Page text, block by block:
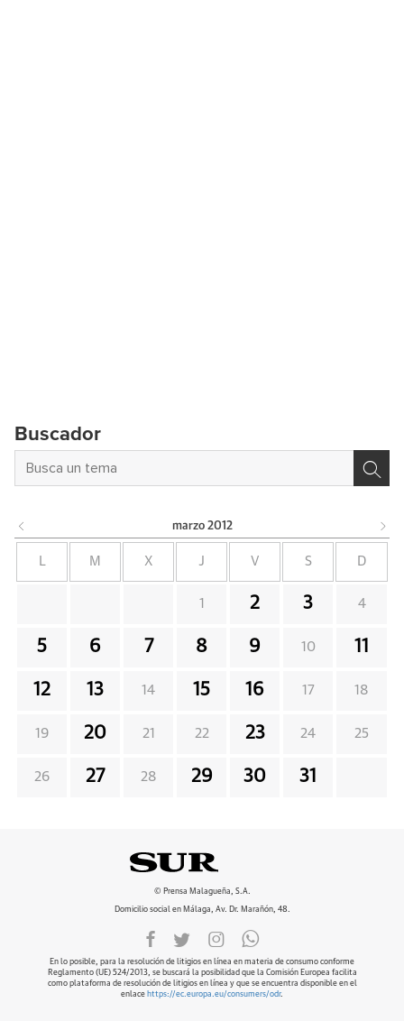
Buscador
marzo 2012
L M X J V S D
1 2 3 4
5 6 7 8 9 10 11
12 13 14 15 16 17 18
19 20 21 22 23 24 25
26 27 28 29 30 31
© Prensa Malagueña, S.A.
Domicilio social en Málaga, Av. Dr. Marañón, 48.
En lo posible, para la resolución de litigios en línea en materia de consumo conforme
Reglamento (UE) 524/2013, se buscará la posibilidad que la Comisión Europea facilita
como plataforma de resolución de litigios en línea y que se encuentra disponible en el
enlace https://ec.europa.eu/consumers/odr.